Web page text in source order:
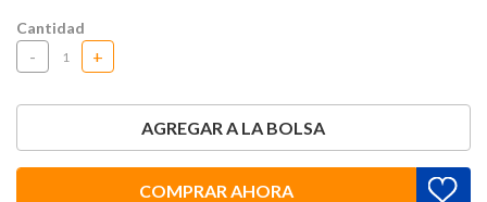
Cantidad
- +
AGREGAR A LA BOLSA
COMPRAR AHORA